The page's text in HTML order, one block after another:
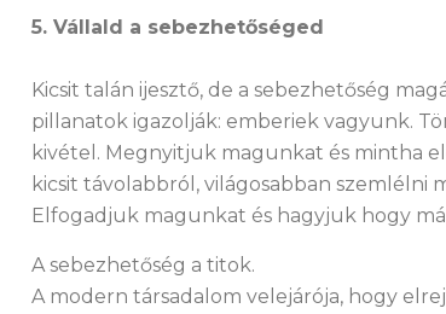
5. Vállald a sebezhetőséged
Kicsit talán ijesztő, de a sebezhetőség
pillanatok igazolják: emberiek vagyunk.
kivétel. Megnyitjuk magunkat és mintha
kicsit távolabbról, világosabban szemlélni
Elfogadjuk magunkat és hagyjuk hogy
A sebezhetőség a titok.
A modern társadalom velejárója, hogy